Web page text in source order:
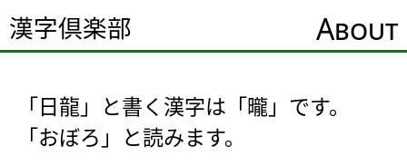
漢字倶楽部 About
「日龍」と書く漢字は「曨」です。
「おぼろ」と読みます。